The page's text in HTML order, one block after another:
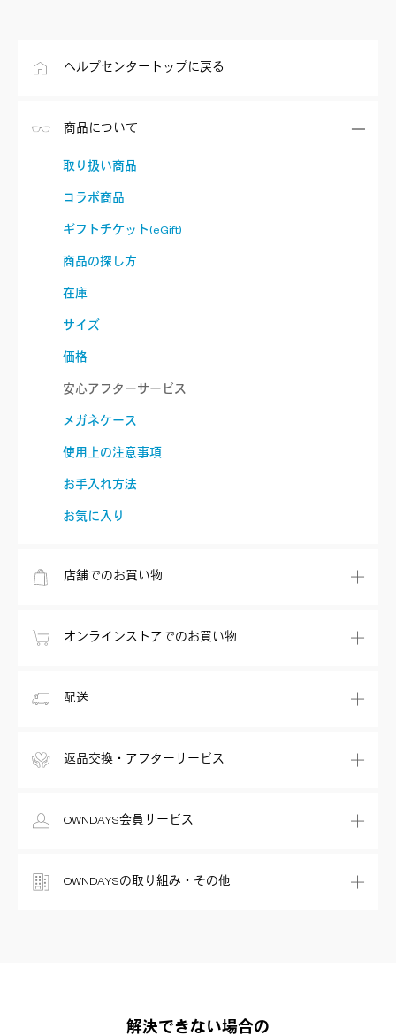
ヘルプセンタートップに戻る
商品について
取り扱い商品
コラボ商品
ギフトチケット(eGift)
商品の探し方
在庫
サイズ
価格
安心アフターサービス
メガネケース
使用上の注意事項
お手入れ方法
お気に入り
店舗でのお買い物
オンラインストアでのお買い物
配送
返品交換・アフターサービス
OWNDAYS会員サービス
OWNDAYSの取り組み・その他
解決できない場合の